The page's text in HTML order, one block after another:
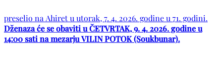
preselio na Ahiret u utorak, 7. 4. 2026. godine u 71. godini.
Dženaza će se obaviti u ČETVRTAK, 9. 4. 2026. godine u
14:00 sati na mezarju VILIN POTOK (Soukbunar).